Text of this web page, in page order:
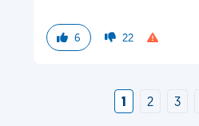
6 22
1 2 3